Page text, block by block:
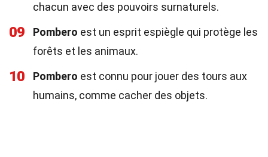
chacun avec des pouvoirs surnaturels.
09 Pombero est un esprit espiègle qui protège les
forêts et les animaux.
10 Pombero est connu pour jouer des tours aux
humains, comme cacher des objets.